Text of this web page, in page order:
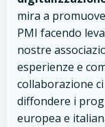
mira a
PMI facendo
nostre
esperienze e
collaborazione
diffondere i
europea e